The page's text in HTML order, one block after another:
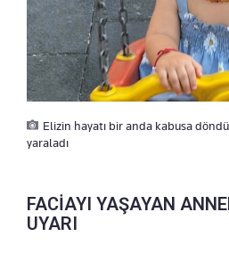
Elizin hayatı bir anda kabusa
yaraladı
FACİAYI YAŞAYAN
UYARI